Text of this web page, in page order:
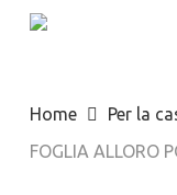
Skip
content
Home Per la
FOGLIA ALLORO